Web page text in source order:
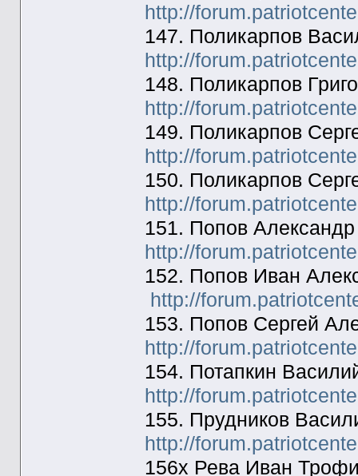
http://
147. Поликарпов
http://
148. Поликарпов
http://
149. Поликарпов
http://
150. Поликарпов
http://
151. Попов
http://
152. Попов Иван
http://
153. Попов Сергей
http://
154. Потапкин
http://
155. Прудников
http://
156х Рева Иван